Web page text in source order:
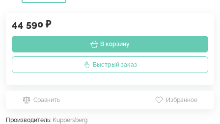
44 590 ₽
В корзину
Быстрый заказ
Сравнить Избранное
Производитель: Kuppersberg